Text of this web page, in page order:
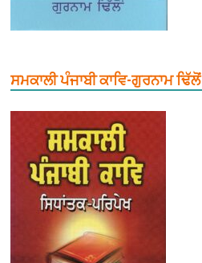
ਸਮਕਾਲੀ ਪੰਜਾਬੀ ਕਾਵਿ-ਗੁਰਨਾਮ ਢਿੱਲੋਂ